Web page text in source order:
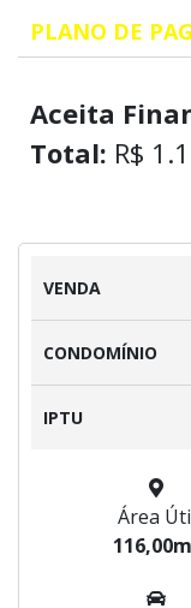
PLANO DE
Aceita
Total: R$
VENDA
CONDOMÍNIO
IPTU
Área